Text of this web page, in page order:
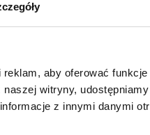
aby oferować funkcje
witryny,
z innymi danymi
48W/36 W przez
przez 60/120
drugiej warstwy.